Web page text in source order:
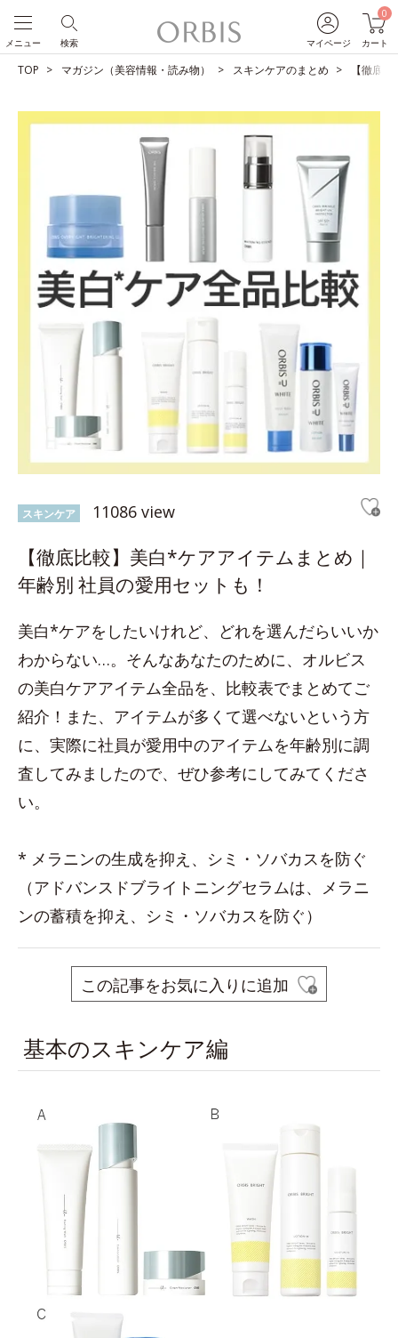
マイページ
0
カート
検索
メニュー
TOP マガジン（美容情報・読み物） スキンケアのまとめ 【徹底
スキンケア 11086 view
【徹底比較】美白*ケアアイテムまとめ｜
年齢別 社員の愛用セットも！
美白*ケアをしたいけれど、どれを選んだらいいか
わからない…。そんなあなたのために、オルビス
の美白ケアアイテム全品を、比較表でまとめてご
紹介！また、アイテムが多くて選べないという方
に、実際に社員が愛用中のアイテムを年齢別に調
査してみましたので、ぜひ参考にしてみてくださ
い。
* メラニンの生成を抑え、シミ・ソバカスを防ぐ
（アドバンスドブライトニングセラムは、メラニ
ンの蓄積を抑え、シミ・ソバカスを防ぐ）
この記事をお気に入りに追加
基本のスキンケア編